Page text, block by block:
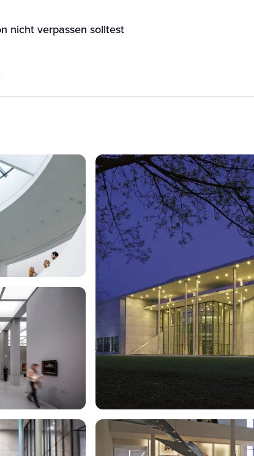
nicht verpassen solltest